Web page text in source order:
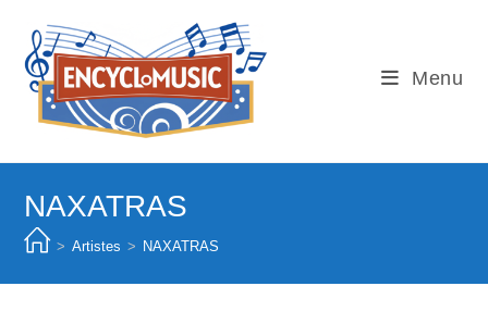
content
Menu
NAXATRAS
> Artistes > NAXATRAS